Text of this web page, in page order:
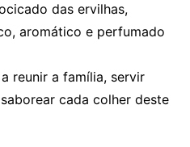
das ervilhas,
aromático e perfumado
reunir a família, servir
cada colher deste